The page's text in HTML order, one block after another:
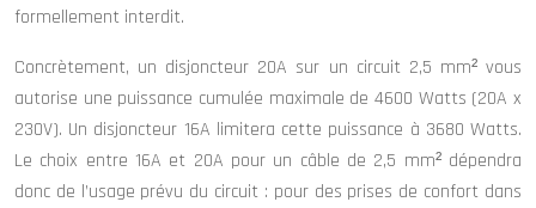
formellement interdit.
Concrètement, un disjoncteur 20A sur un circuit 2,5 mm² vous
autorise une puissance cumulée maximale de 4600 Watts (20A x
230V). Un disjoncteur 16A limitera cette puissance à 3680 Watts.
Le choix entre 16A et 20A pour un câble de 2,5 mm² dépendra
donc de l’usage prévu du circuit : pour des prises de confort dans